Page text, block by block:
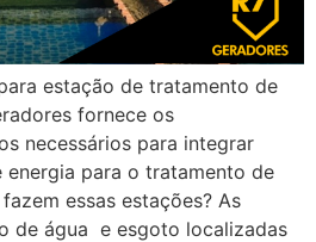
estação de tratamento de
fornece os
necessários para integrar
energia para o tratamento de
essas estações? As
de água e esgoto localizadas